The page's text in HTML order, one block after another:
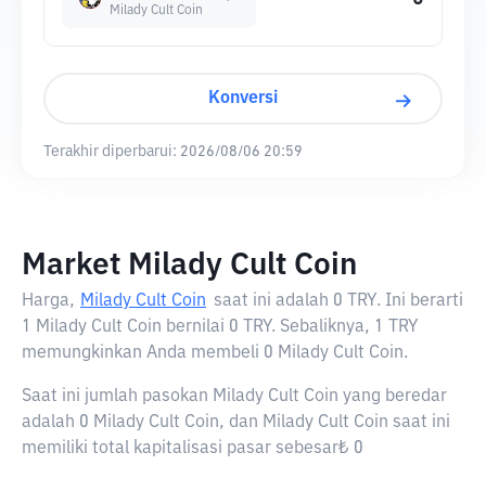
Milady Cult Coin
Konversi
Terakhir diperbarui: 2026/08/06 20:59
Market Milady Cult Coin
Harga, Milady Cult Coin saat ini adalah 0 TRY. Ini berarti
1 Milady Cult Coin bernilai 0 TRY. Sebaliknya, 1 TRY
memungkinkan Anda membeli 0 Milady Cult Coin.
Saat ini jumlah pasokan Milady Cult Coin yang beredar
adalah 0 Milady Cult Coin, dan Milady Cult Coin saat ini
memiliki total kapitalisasi pasar sebesar₺ 0